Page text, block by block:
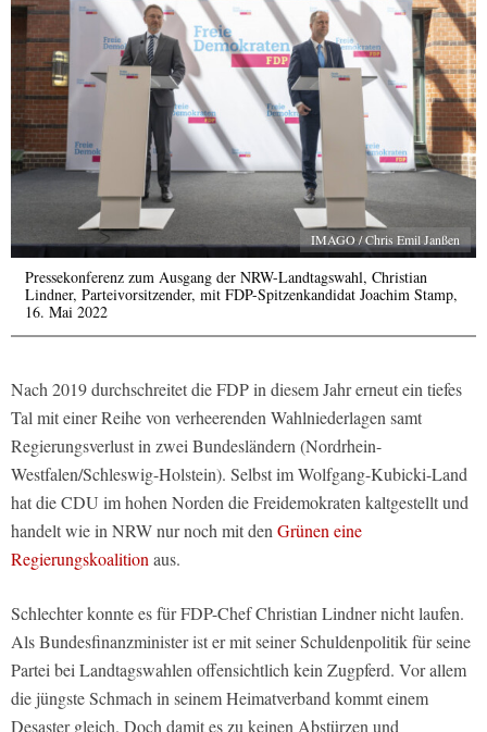
IMAGO / Chris Emil Janßen
Pressekonferenz zum Ausgang der NRW-Landtagswahl, Christian
Lindner, Parteivorsitzender, mit FDP-Spitzenkandidat Joachim Stamp,
16. Mai 2022
Nach 2019 durchschreitet die FDP in diesem Jahr erneut ein tiefes
Tal mit einer Reihe von verheerenden Wahlniederlagen samt
Regierungsverlust in zwei Bundesländern (Nordrhein-
Westfalen/Schleswig-Holstein). Selbst im Wolfgang-Kubicki-Land
hat die CDU im hohen Norden die Freidemokraten kaltgestellt und
handelt wie in NRW nur noch mit denGrünen eine
Regierungskoalitionaus.
Schlechter konnte es für FDP-Chef Christian Lindner nicht laufen.
Als Bundesfinanzminister ist er mit seiner Schuldenpolitik für seine
Partei bei Landtagswahlen offensichtlich kein Zugpferd. Vor allem
die jüngste Schmach in seinem Heimatverband kommt einem
Desaster gleich. Doch damit es zu keinen Abstürzen und